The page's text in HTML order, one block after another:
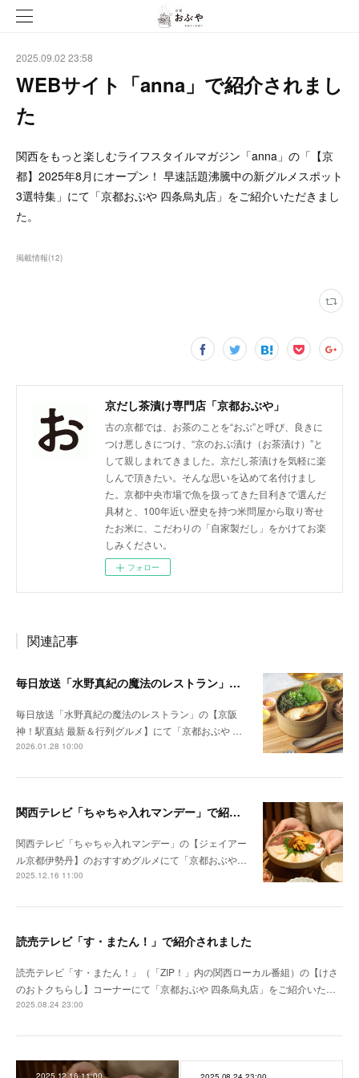
2025.09.02 23:58
WEBサイト「anna」で紹介されまし
た
関西をもっと楽しむライフスタイルマガジン「anna」の「【京
都】2025年8月にオープン！ 早速話題沸騰中の新グルメスポット
3選特集」にて「京都おぶや 四条烏丸店」をご紹介いただきまし
た。
掲載情報(12)
京だし茶漬け専門店「京都おぶや」
古の京都では、お茶のことを“おぶ”と呼び、良きに
つけ悪しきにつけ、“京のおぶ漬け（お茶漬け）”と
して親しまれてきました。京だし茶漬けを気軽に楽
しんで頂きたい。そんな思いを込めて名付けまし
た。京都中央市場で魚を扱ってきた目利きで選んだ
具材と、100年近い歴史を持つ米問屋から取り寄せ
たお米に、こだわりの「自家製だし」をかけてお楽
しみください。
フォロー
関連記事
毎日放送「水野真紀の魔法のレストラン」で紹介されました
毎日放送「水野真紀の魔法のレストラン」の【京阪
神！駅直結 最新＆行列グルメ】にて「京都おぶや …
2026.01.28 10:00
関西テレビ「ちゃちゃ入れマンデー」で紹介されました
関西テレビ「ちゃちゃ入れマンデー」の【ジェイアー
ル京都伊勢丹】のおすすめグルメにて「京都おぶや…
2025.12.16 11:00
読売テレビ「す・またん！」で紹介されました
読売テレビ「す・またん！」（「ZIP！」内の関西ローカル番組）の【けさ
のおトクちらし】コーナーにて「京都おぶや 四条烏丸店」をご紹介いた…
2025.08.24 23:00
2025.12.16 11:00